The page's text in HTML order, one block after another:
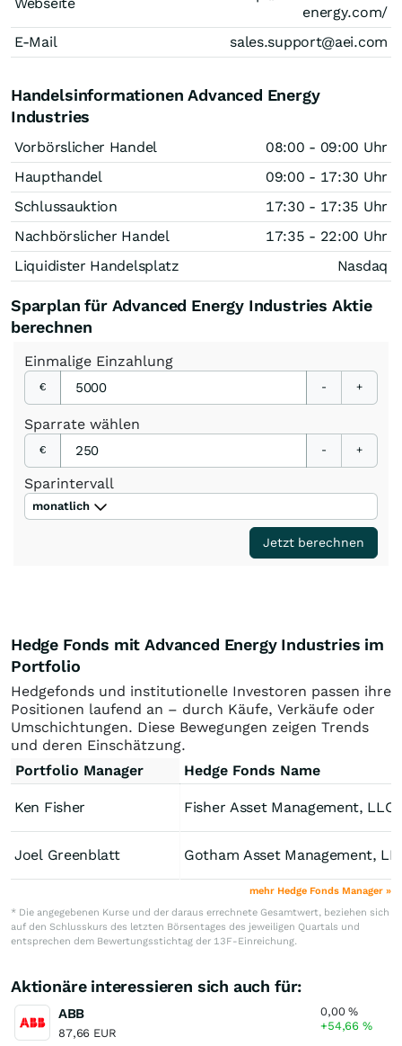
energy.com/
E-Mail
sales.support@aei.com
Handelsinformationen Advanced Energy
Industries
Vorbörslicher Handel
08:00 - 09:00 Uhr
Haupthandel
09:00 - 17:30 Uhr
Schlussauktion
17:30 - 17:35 Uhr
Nachbörslicher Handel
17:35 - 22:00 Uhr
Liquidister Handelsplatz
Nasdaq
Sparplan für Advanced Energy Industries Aktie
berechnen
Einmalige Einzahlung
€ - +
Sparrate wählen
€ - +
Sparintervall
monatlich
Jetzt berechnen
Hedge Fonds mit Advanced Energy Industries im
Portfolio
Hedgefonds und institutionelle Investoren passen ihre
Positionen laufend an – durch Käufe, Verkäufe oder
Umschichtungen. Diese Bewegungen zeigen Trends
und deren Einschätzung.
Portfolio Manager
Hedge Fonds Name
Ken Fisher Fisher Asset Management, LLC
Joel Greenblatt Gotham Asset Management,
mehr Hedge Fonds Manager »
* Die angegebenen Kurse und der daraus errechnete Gesamtwert, beziehen sich
auf den Schlusskurs des letzten Börsentages des jeweiligen Quartals und
entsprechen dem Bewertungsstichtag der 13F-Einreichung.
Aktionäre interessieren sich auch für:
ABB
87,66 EUR
0,00%
+54,66%